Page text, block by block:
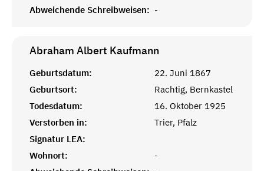
Abweichende Schreibweisen: -
Abraham Albert Kaufmann
Geburtsdatum:
22. Juni 1867
Geburtsort:
Rachtig, Bernkastel
Todesdatum:
16. Oktober 1925
Verstorben in:
Trier, Pfalz
Signatur LEA:
Wohnort:
-